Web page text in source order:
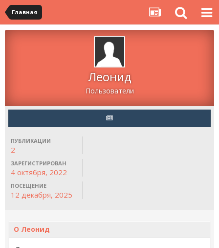
Главная
Леонид
Пользователи
ПУБЛИКАЦИИ
2
ЗАРЕГИСТРИРОВАН
4 октября, 2022
ПОСЕЩЕНИЕ
12 декабря, 2025
О Леонид